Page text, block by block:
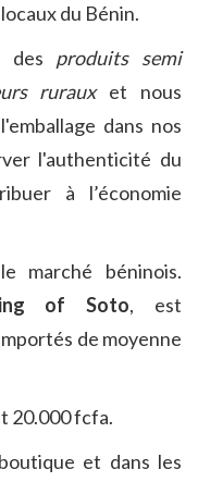
du Bénin.
des produits semi
rurauxet nous
dans nos
l'authenticité du
à l’économie
marché béninois.
of Soto, est
de moyenne
20.000 fcfa.
et dans les